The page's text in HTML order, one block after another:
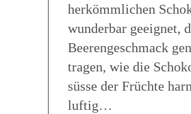
herkömmlichen
wunderbar geeignet,
Beerengeschmack
tragen, wie die
süsse der Früchte
luftig…